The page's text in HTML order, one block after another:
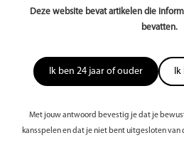
Deze website bevat artikelen die
bevatten.
Ik ben 24 jaar of ouder Ik
Met jouw antwoord bevestig je dat je
kansspelen en dat je niet bent uitgesloten van